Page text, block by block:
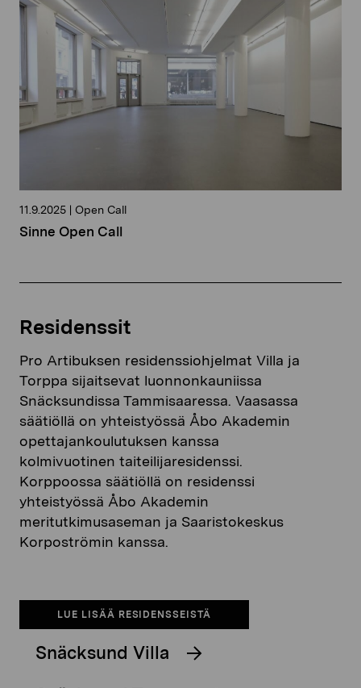
11.9.2025 | Open Call
Sinne Open Call
Residenssit
Pro Artibuksen residenssiohjelmat Villa ja
Torppa sijaitsevat luonnonkauniissa
Snäcksundissa Tammisaaressa. Vaasassa
säätiöllä on yhteistyössä Åbo Akademin
opettajankoulutuksen kanssa
kolmivuotinen taiteilijaresidenssi.
Korppoossa säätiöllä on residenssi
yhteistyössä Åbo Akademin
meritutkimusaseman ja Saaristokeskus
Korpoströmin kanssa.
LUE LISÄÄ RESIDENSSEISTÄ
Snäcksund Villa